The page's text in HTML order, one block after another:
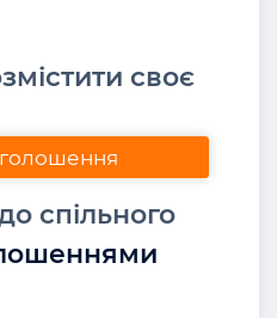
своє
спільного